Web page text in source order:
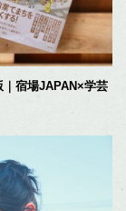
宿場JAPAN×学芸